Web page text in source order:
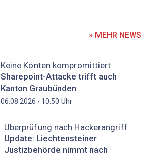
» MEHR NEWS
Keine Konten kompromittiert
Sharepoint-Attacke trifft auch
Kanton Graubünden
06.08.2026 - 10:50 Uhr
Überprüfung nach Hackerangriff
Update: Liechtensteiner
Justizbehörde nimmt nach